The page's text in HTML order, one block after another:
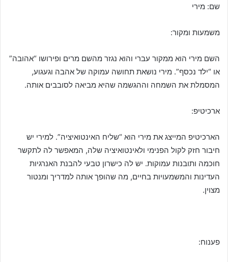
שם: מירי
משמעות ומקור:
השם מירי הוא ממקור עברי והוא נגזר מהשם מרים ופירושו “אהובה”
או “ילד נכסף”. מירי נושאת תחושה עמוקה של אהבה וגעגוע,
המסמלת את השמחה וההגשמה שהיא מביאה לסובבים אותה.
ארכיטיפ:
הארכיטיפ המייצג את מירי הוא “שליח האינטואיציה”. למירי יש
חיבור חזק לקול הפנימי ולאינטואיציה שלה, המאפשר לה לתקשר
חוכמה ותובנות עמוקות. יש לה כישרון טבעי להבנת האנרגיות
העדינות והמשמעויות בחיים, מה שהופך אותה למדריך ומנטור
מצוין.
פענוח: